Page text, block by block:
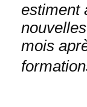
estiment
mois